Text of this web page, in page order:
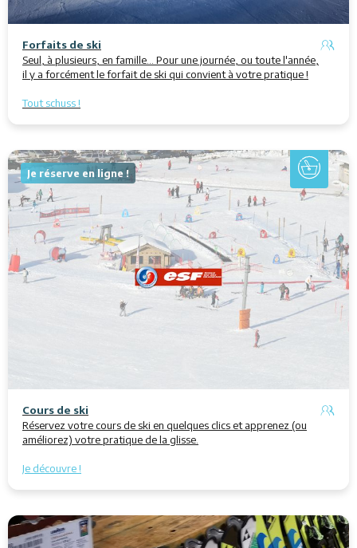
Forfaits de ski
Seul, à plusieurs, en famille... Pour une journée, ou toute l'année,
il y a forcément le forfait de ski qui convient à votre pratique !
Tout schuss !
Je réserve en ligne !
Cours de ski
Réservez votre cours de ski en quelques clics et apprenez (ou
améliorez) votre pratique de la glisse.
Je découvre !